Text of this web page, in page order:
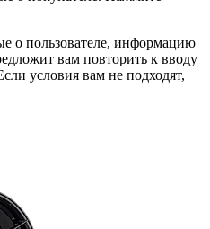
о пользователе, информацию
вам повторить к вводу
условия вам не подходят,